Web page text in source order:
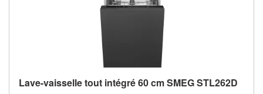
Lave-vaisselle tout intégré 60 cm SMEG STL262D